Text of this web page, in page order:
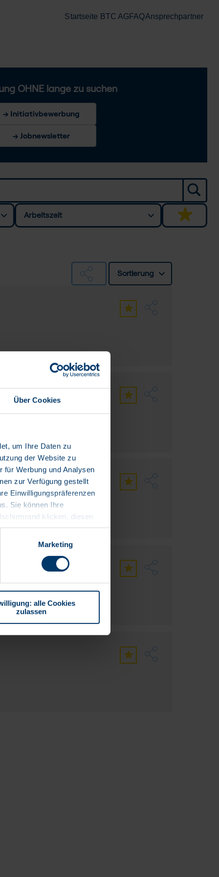
Über Cookies
um Ihre Daten zu
der Website zu
für Werbung und Analysen
zur Verfügung gestellt
Einwilligungspräferenzen
Sie können Ihre
klicken, diesen
über die Einzelheiten der
die
Marketing
alle Cookies
zulassen
Startseite BTC AG FAQAnsprechpartner
OHNE lange zu suchen
→ Initiativbewerbung
→ Jobnewsletter
Arbeitszeit
Sortierung